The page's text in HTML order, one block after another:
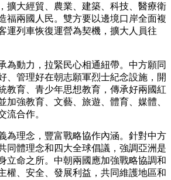
擴大經貿、農業、建築、科技、醫療衛
福兩國人民。雙方要以邊境口岸全面複
運列車恢復運營為契機，擴大人員往
為動力，拉緊民心相通紐帶。中方願同
、管理好在朝志願軍烈士紀念設施，開
教育、青少年思想教育，傳承好兩國紅
加強教育、文藝、旅遊、體育、媒體、
流合作。
為理念，豐富戰略協作內涵。針對中方
同體理念和四大全球倡議，強調亞洲是
立命之所。中朝兩國應加強戰略協調和
權、安全、發展利益，共同維護地區和